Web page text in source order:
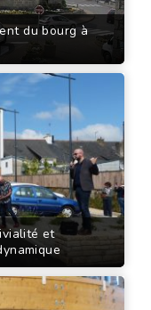
du bourg à
et